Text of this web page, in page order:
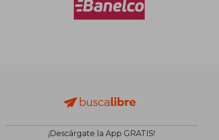
¡Descárgate la App GRATIS!